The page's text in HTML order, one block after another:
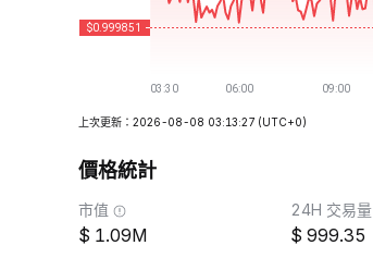
上次更新：2026-08-08 03:13:27 (UTC+0)
價格統計
市值
1.09M
24H 交易量
999.35